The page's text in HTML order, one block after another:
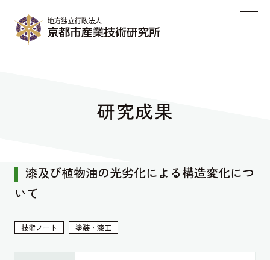
研究成果
漆及び植物油の光劣化による構造変化につ
いて
技術ノート 塗装・漆工